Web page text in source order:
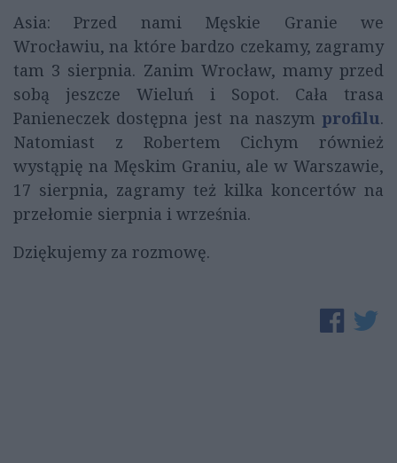
Asia: Przed nami Męskie Granie we
Wrocławiu, na które bardzo czekamy, zagramy
tam 3 sierpnia. Zanim Wrocław, mamy przed
sobą jeszcze Wieluń i Sopot. Cała trasa
Panieneczek dostępna jest na naszym profilu.
Natomiast z Robertem Cichym również
wystąpię na Męskim Graniu, ale w Warszawie,
17 sierpnia, zagramy też kilka koncertów na
przełomie sierpnia i września.
Dziękujemy za rozmowę.